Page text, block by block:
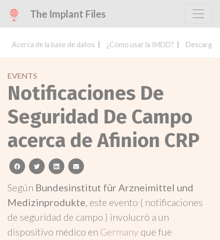
The Implant Files
Acerca de la base de datos ¿Cómo usar la IMDD? Descargar
EVENTS
Notificaciones De
Seguridad De Campo
acerca de Afinion CRP
facebooktwitterlinkedinemail
Según Bundesinstitut für Arzneimittel und
Medizinprodukte, este evento ( notificaciones
de seguridad de campo ) involucró a un
dispositivo médico en Germany que fue